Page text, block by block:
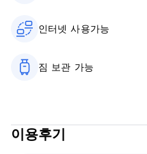
인터넷 사용가능
짐 보관 가능
이용후기